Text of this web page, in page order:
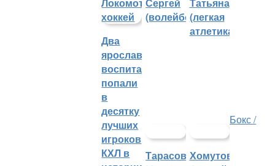
Два
ярославских
воспитанника
попали
в
десятку
лучших
игроков
КХЛ в
(волейбол)(легкая
атлетика)
Тарасов Хомутов
Бокс /